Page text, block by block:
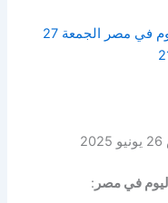
انخفاض أسعار الذهب اليوم في مصر الجمعة 27
في مصر :